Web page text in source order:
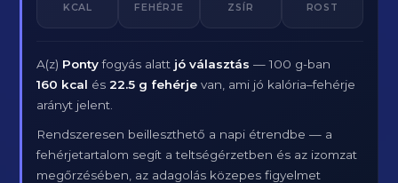
KCAL FEHÉRJE ZSÍR ROST
A(z) Pontyfogyás alatt jó választás — 100 g-ban
160 kcal és22.5 g fehérje van, ami jó kalória–fehérje
arányt jelent.
Rendszeresen beilleszthető a napi étrendbe — a
fehérjetartalom segít a teltségérzetben és az izomzat
megőrzésében, az adagolás közepes figyelmet